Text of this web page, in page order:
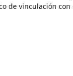
de vinculación con